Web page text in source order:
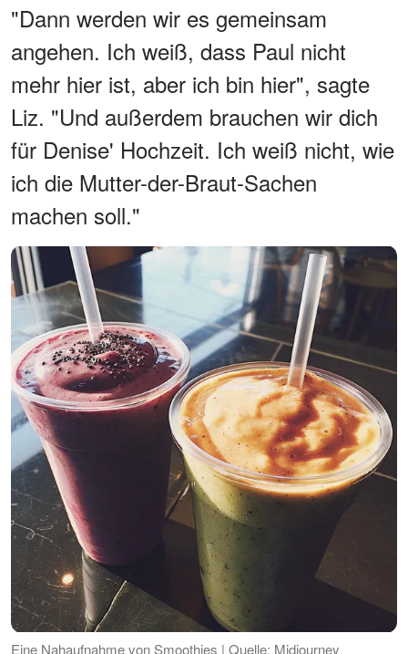
"Dann werden wir es gemeinsam
angehen. Ich weiß, dass Paul nicht
mehr hier ist, aber ich bin hier", sagte
Liz. "Und außerdem brauchen wir dich
für Denise' Hochzeit. Ich weiß nicht, wie
ich die Mutter-der-Braut-Sachen
machen soll."
Eine Nahaufnahme von Smoothies | Quelle: Midjourney